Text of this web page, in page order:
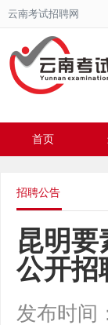
云南考试招聘网
首页
招聘公告
昆明
公开招
发布时间